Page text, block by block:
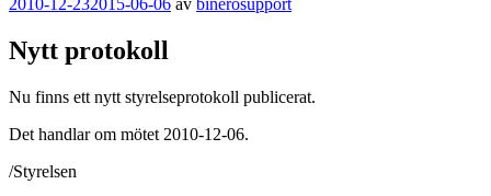
2010-12-232015-06-06 av binerosupport
Nytt protokoll
Nu finns ett nytt styrelseprotokoll publicerat.
Det handlar om mötet 2010-12-06.
/Styrelsen